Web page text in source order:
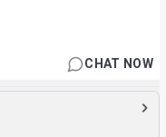
CHAT NOW